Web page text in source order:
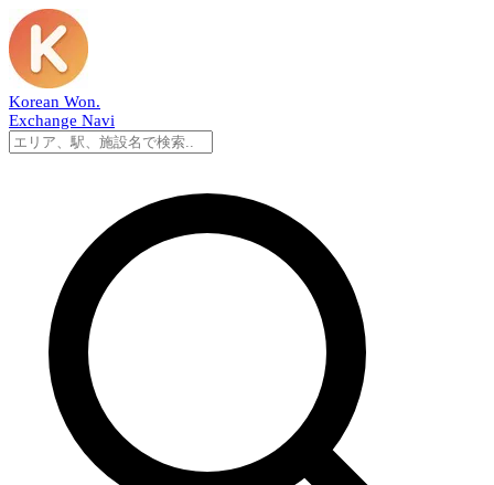
Korean Won.
Exchange Navi